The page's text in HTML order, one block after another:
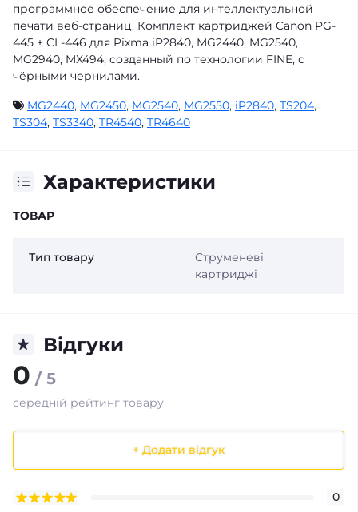
программное обеспечение для интеллектуальной
печати веб-страниц. Комплект картриджей Canon PG-
445 + CL-446 для Pixma iP2840, MG2440, MG2540,
MG2940, MX494, созданный по технологии FINE, с
чёрными чернилами.
MG2440, MG2450, MG2540, MG2550, iP2840, TS204,
TS304, TS3340, TR4540, TR4640
Характеристики
ТОВАР
Тип товару
Струменеві
картриджі
Відгуки
0 / 5
середній рейтинг товару
+ Додати відгук
0